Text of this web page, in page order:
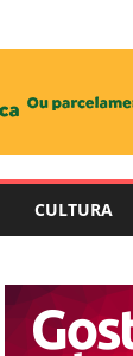
CULTURA